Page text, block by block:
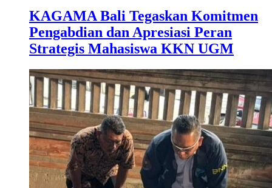
KAGAMA Bali Tegaskan Komitmen
Pengabdian dan Apresiasi Peran
Strategis Mahasiswa KKN UGM